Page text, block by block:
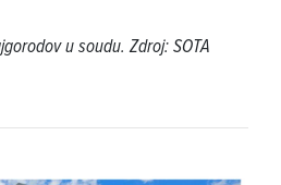
u soudu. Zdroj: SOTA